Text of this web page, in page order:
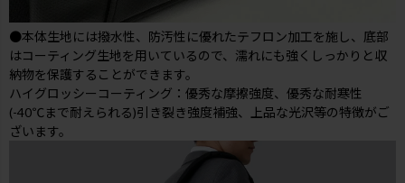
●本体生地には撥水性、防汚性に優れたテフロン加工を施し、底部
はコーティング生地を用いているので、濡れにも強くしっかりと収
納物を保護することができます。
ハイグロッシーコーティング：優秀な摩擦強度、優秀な耐寒性
(-40℃まで耐えられる)引き裂き強度補強、上品な光沢等の特徴がご
ざいます。